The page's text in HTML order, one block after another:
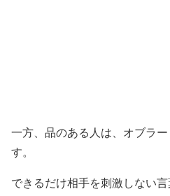
一方、品のある人は、オブラ
す。
できるだけ相手を刺激しない